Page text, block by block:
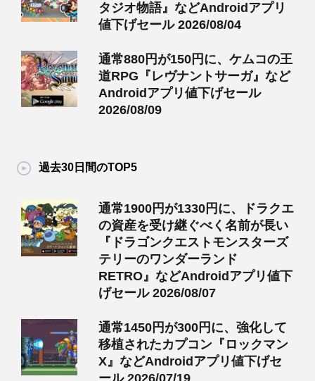
タジオ物語』などAndroidアプリ
値下げセール 2026/08/04
通常880円が150円に、ケムコの王
道RPG『レヴナントサーガ』など
Androidアプリ値下げセール
2026/08/09
過去30日間のTOP5
通常1900円が1330円に、ドラクエ
の資産を受け継ぐべく名前が長い
『ドラゴンクエストモンスターズ
テリーのワンダーランド
RETRO』などAndroidアプリ値下
げセール 2026/08/07
通常1450円が300円に、強化して
移植されたカプコン『ロックマン
X』などAndroidアプリ値下げセ